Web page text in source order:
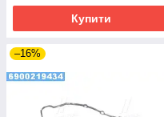
Купити
–16%